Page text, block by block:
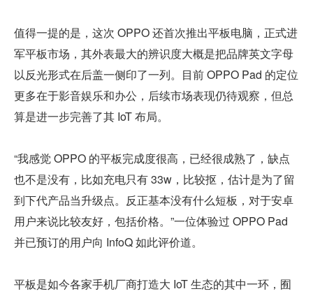
值得一提的是，这次 OPPO 还首次推出平板电脑，正式进
军平板市场，其外表最大的辨识度大概是把品牌英文字母
以反光形式在后盖一侧印了一列。目前 OPPO Pad 的定位
更多在于影音娱乐和办公，后续市场表现仍待观察，但总
算是进一步完善了其 IoT 布局。
“我感觉 OPPO 的平板完成度很高，已经很成熟了，缺点
也不是没有，比如充电只有 33w，比较抠，估计是为了留
到下代产品当升级点。反正基本没有什么短板，对于安卓
用户来说比较友好，包括价格。”一位体验过 OPPO Pad
并已预订的用户向 InfoQ 如此评价道。
平板是如今各家手机厂商打造大 IoT 生态的其中一环，囿